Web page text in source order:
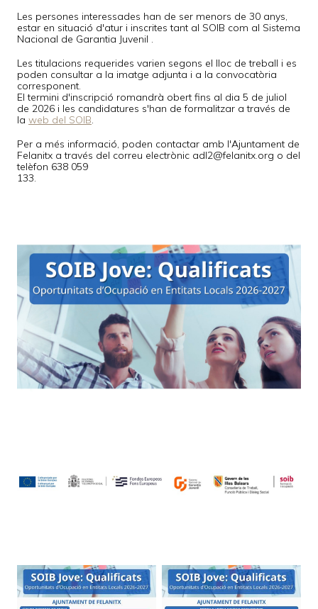
Les persones interessades han de ser menors de 30 anys,
estar en situació d'atur i inscrites tant al SOIB com al Sistema
Nacional de Garantia Juvenil .
Les titulacions requerides varien segons el lloc de treball i es
poden consultar a la imatge adjunta i a la convocatòria
corresponent.
El termini d'inscripció romandrà obert fins al dia 5 de juliol
de 2026 i les candidatures s'han de formalitzar a través de
la web del SOIB.
Per a més informació, poden contactar amb l'Ajuntament de
Felanitx a través del correu electrònic adl2@felanitx.org o del
telèfon 638 059
133.